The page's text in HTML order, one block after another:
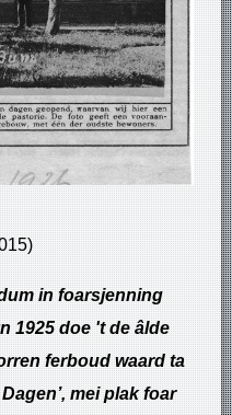
in foarsjenning
1925 doe 't de âlde
ferboud waard ta
mei plak foar